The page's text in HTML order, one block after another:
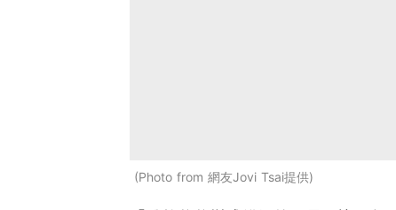
Photo from 網友Jovi Tsai提供